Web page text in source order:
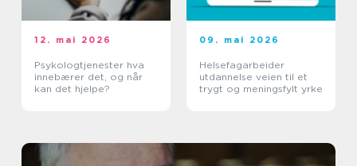
12. mai 2026
Psykologtjenester hva
innebærer det, og når
kan det hjelpe?
09. mai 2026
Helsefagarbeider
utdannelse veien til et
trygt og meningsfylt yrke